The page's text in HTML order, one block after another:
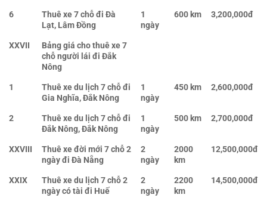
6
Thuê xe 7 chỗ đi Đà
Lạt, Lâm Đồng
1
ngày
600 km 3,200,000đ
XXVII
Bảng giá cho thuê xe 7
chỗ người lái đi Đắk
Nông
1
Thuê xe du lịch 7 chỗ đi
Gia Nghĩa, Đắk Nông
1
ngày
450 km 2,600,000đ
2
Thuê xe du lịch 7 chỗ đi
Đắk Nông, Đắk Nông
1
ngày
500 km 2,700,000đ
XXVIII
Thuê xe đời mới 7 chỗ 2
ngày đi Đà Nẵng
2
ngày
2000
km
12,500,000đ
XXIX
Thuê xe du lịch 7 chỗ 2
ngày có tài đi Huế
2
ngày
2200
km
14,500,000đ